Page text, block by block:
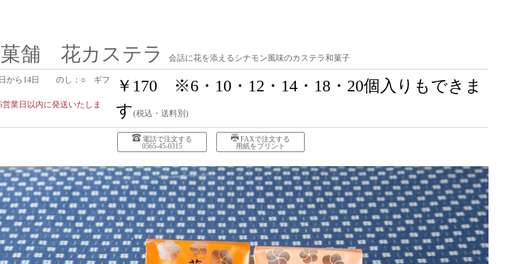
舗 花カステラ 会話に花を添えるシナモン風味のカステラ和菓子
日から14日 のし：○ ギフ
業日以内に発送いたしま
￥170 ※6・10・12・14・18・20個入りもできま
す(税込・送料別)
電話で注文する
0565-45-0315
FAXで注文する
用紙をプリント